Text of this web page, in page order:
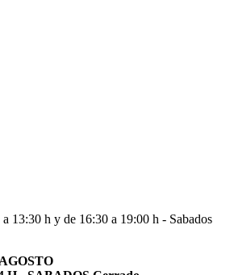
13:30 h y de 16:30 a 19:00 h - Sabados